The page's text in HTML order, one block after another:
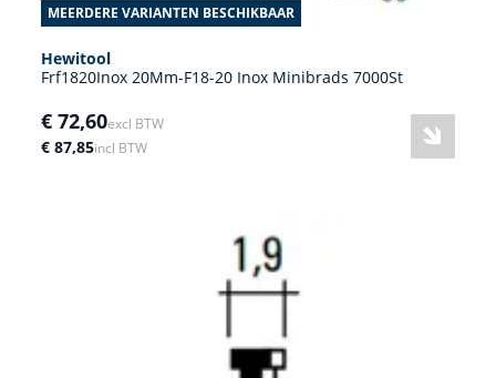
MEERDERE VARIANTEN BESCHIKBAAR
Hewitool
Frf1820Inox 20Mm-F18-20 Inox Minibrads 7000St
€ 72,60excl BTW
€ 87,85incl BTW